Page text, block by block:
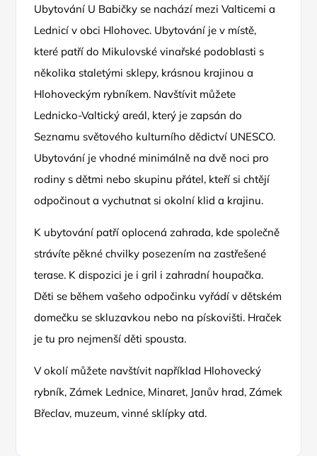
Ubytování U Babičky se nachází mezi Valticemi a
Lednicí v obci Hlohovec. Ubytování je v místě,
které patří do Mikulovské vinařské podoblasti s
několika staletými sklepy, krásnou krajinou a
Hlohoveckým rybníkem. Navštívit můžete
Lednicko-Valtický areál, který je zapsán do
Seznamu světového kulturního dědictví UNESCO.
Ubytování je vhodné minimálně na dvě noci pro
rodiny s dětmi nebo skupinu přátel, kteří si chtějí
odpočinout a vychutnat si okolní klid a krajinu.
K ubytování patří oplocená zahrada, kde společně
strávíte pěkné chvilky posezením na zastřešené
terase. K dispozici je i gril i zahradní houpačka.
Děti se během vašeho odpočinku vyřádí v dětském
domečku se skluzavkou nebo na pískovišti. Hraček
je tu pro nejmenší děti spousta.
V okolí můžete navštívit například Hlohovecký
rybník, Zámek Lednice, Minaret, Janův hrad, Zámek
Břeclav, muzeum, vinné sklípky atd.